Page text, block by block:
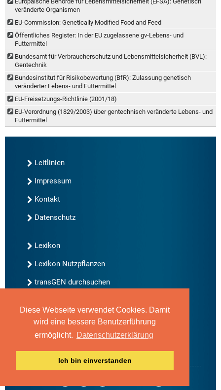
Diese Webseite verwendet Cookies. Damit
wird eine bessere Benutzerführung
ermöglicht. Datenschutzerklärung
Ich bin einverstanden
veränderte Organismen
EU-Commission: Genetically Modified Food and Feed
Öffentliches Register: In der EU zugelassene gv-Lebens- und
Futtermittel
Bundesamt für Verbraucherschutz und Lebensmittelsicherheit (BVL):
Gentechnik
Bundesinstitut für Risikobewertung (BfR): Zulassung genetisch
veränderter Lebens- und Futtermittel
EU-Freisetzungs-Richtlinie (2001/18)
EU-Verordnung (1829/2003) über gentechnisch veränderte Lebens- und
Futtermittel
Leitlinien
Impressum
Kontakt
Datenschutz
Lexikon
Lexikon Nutzpflanzen
transGEN durchsuchen
Neu bei transGEN